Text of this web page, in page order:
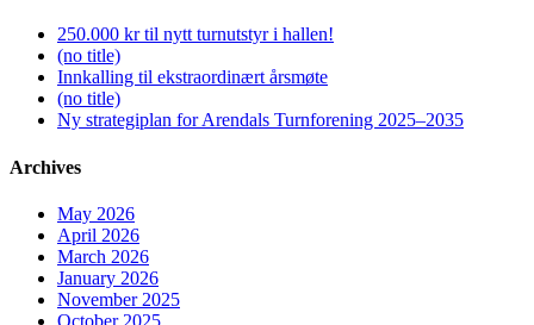
250.000 kr til nytt turnutstyr i hallen!
(no title)
Innkalling til ekstraordinært årsmøte
(no title)
Ny strategiplan for Arendals Turnforening 2025–2035
Archives
May 2026
April 2026
March 2026
January 2026
November 2025
October 2025